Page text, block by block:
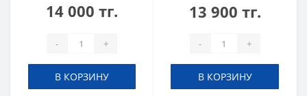
14 000 тг.
- +
В КОРЗИНУ
13 900 тг.
- +
В КОРЗИНУ